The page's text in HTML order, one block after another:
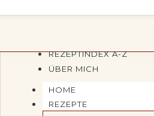
REZEPTINDEX A-Z
ÜBER MICH
HOME
REZEPTE